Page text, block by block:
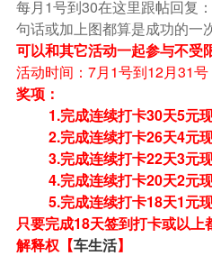
每月1号到30在这里跟帖回复
句话或加上图都算是成功的一
可以和其它活动一起参与不受
活动时间：7月1号到12月31号
奖项：
1.完成连续打卡30天5元现
2.完成连续打卡26天4元现
3.完成连续打卡22天3元现
4.完成连续打卡20天2元现
5.完成连续打卡18天1元
只要完成18天签到打卡或以
解释权【车生活】